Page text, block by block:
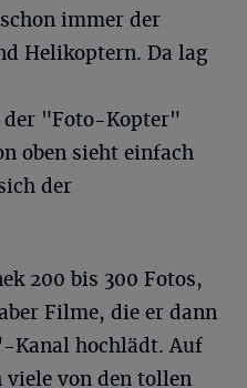
immer der
Helikoptern. Da lag
der "Foto-Kopter"
oben sieht einfach
der
200 bis 300 Fotos,
Filme, die er dann
Kanal hochlädt. Auf
viele von den tollen